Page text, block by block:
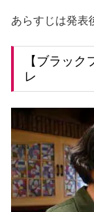
あらすじは発表
【ブラッ
レ